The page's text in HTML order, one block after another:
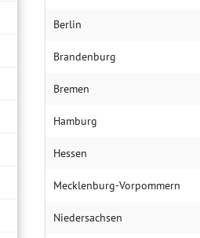
Berlin
Brandenburg
Bremen
Hamburg
Hessen
Mecklenburg-Vorpommern
Niedersachsen